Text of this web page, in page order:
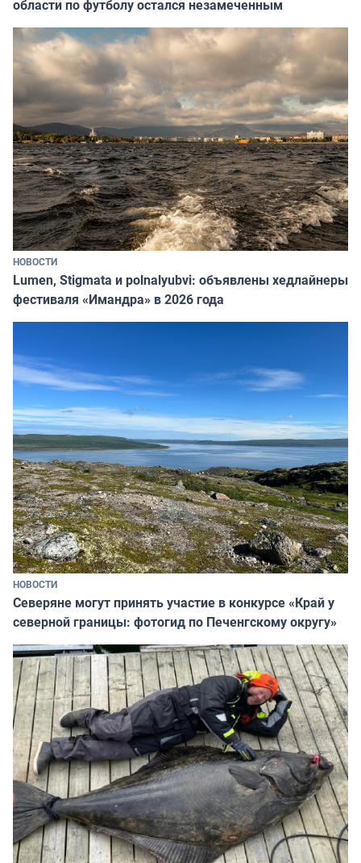
области по футболу остался незамеченным
НОВОСТИ
Lumen, Stigmata и polnalyubvi: объявлены хедлайнеры
фестиваля «Имандра» в 2026 года
НОВОСТИ
Северяне могут принять участие в конкурсе «Край у
северной границы: фотогид по Печенгскому округу»